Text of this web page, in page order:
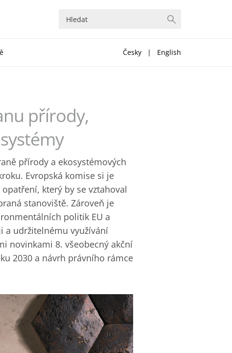
Česky | English
přírody,
přírody a ekosystémových
Evropská komise si je
který by se vztahoval
stanoviště. Zároveň je
politik EU a
a udržitelnému využívání
novinkami 8. všeobecný akční
2030 a návrh právního rámce